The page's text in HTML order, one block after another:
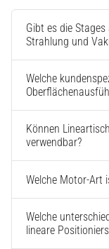
Gibt es die
Strahlung und
Welche
Können
verwendbar?
Welche Motor-Art
Welche
lineare